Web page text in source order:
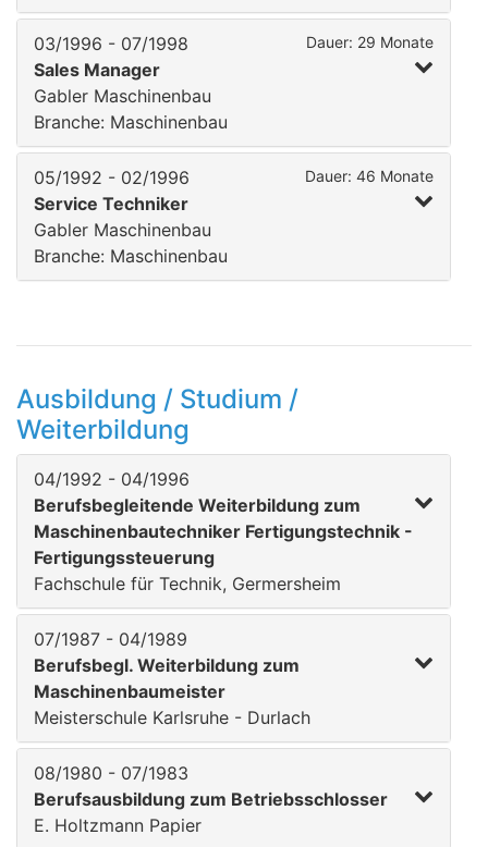
03/1996 - 07/1998 Dauer: 29 Monate
Sales Manager
Gabler Maschinenbau
Branche: Maschinenbau
05/1992 - 02/1996 Dauer: 46 Monate
Service Techniker
Gabler Maschinenbau
Branche: Maschinenbau
Ausbildung / Studium /
Weiterbildung
04/1992 - 04/1996
Berufsbegleitende Weiterbildung zum
Maschinenbautechniker Fertigungstechnik -
Fertigungssteuerung
Fachschule für Technik, Germersheim
07/1987 - 04/1989
Berufsbegl. Weiterbildung zum
Maschinenbaumeister
Meisterschule Karlsruhe - Durlach
08/1980 - 07/1983
Berufsausbildung zum Betriebsschlosser
E. Holtzmann Papier